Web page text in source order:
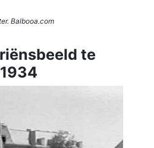
Balbooa.com
te